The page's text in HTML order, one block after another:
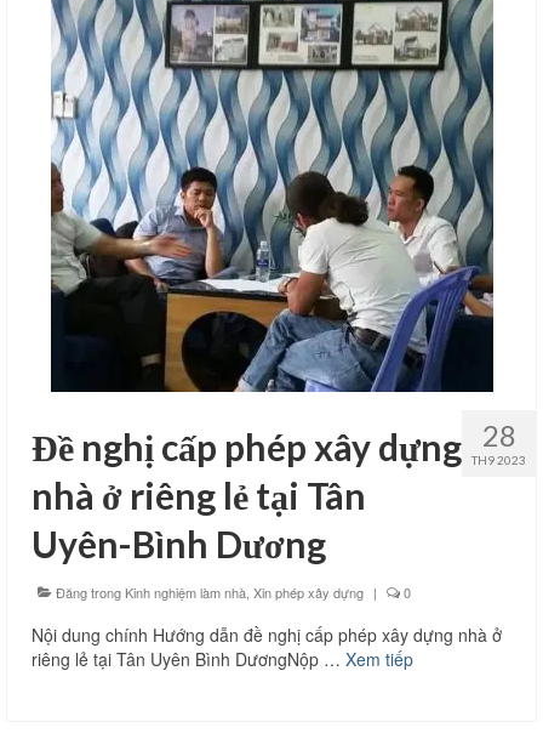
28
TH9 2023
Đề nghị cấp phép xây dựng
nhà ở riêng lẻ tại Tân
Uyên-Bình Dương
Đăng trong Kinh nghiệm làm nhà Xin phép xây dựng | 0
Nội dung chính Hướng dẫn đề nghị cấp phép xây dựng nhà ở
riêng lẻ tại Tân Uyên Bình DươngNộp … Xem tiếp